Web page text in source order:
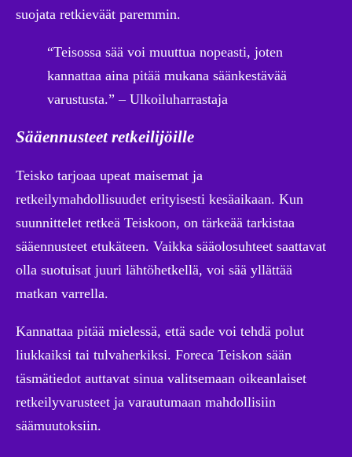
suojata retkieväät paremmin.
“Teisossa sää voi muuttua nopeasti, joten
kannattaa aina pitää mukana säänkestävää
varustusta.” – Ulkoiluharrastaja
Sääennusteet retkeilijöille
Teisko tarjoaa upeat maisemat ja
retkeilymahdollisuudet erityisesti kesäaikaan. Kun
suunnittelet retkeä Teiskoon, on tärkeää tarkistaa
sääennusteet etukäteen. Vaikka sääolosuhteet saattavat
olla suotuisat juuri lähtöhetkellä, voi sää yllättää
matkan varrella.
Kannattaa pitää mielessä, että sade voi tehdä polut
liukkaiksi tai tulvaherkiksi. Foreca Teiskon sään
täsmätiedot auttavat sinua valitsemaan oikeanlaiset
retkeilyvarusteet ja varautumaan mahdollisiin
säämuutoksiin.